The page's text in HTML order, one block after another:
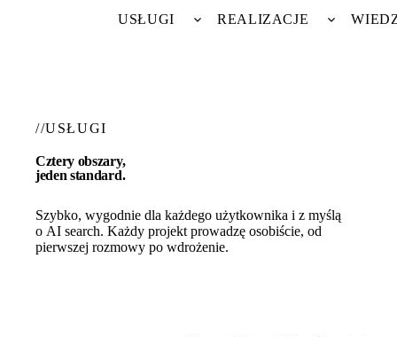
USŁUGI Rozwiń menu Usługi
REALIZACJE Rozwiń
//USŁUGI
Cztery obszary,
jeden standard.
Szybko, wygodnie dla każdego użytkownika i z myślą
o AI search. Każdy projekt prowadzę osobiście, od
pierwszej rozmowy po wdrożenie.